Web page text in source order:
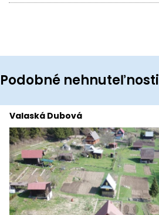
Podobné nehnuteľnosti
Valaská Dubová